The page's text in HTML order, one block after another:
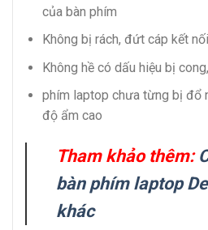
của bàn phím
Không bị rách, đứt cáp kết nối
Không hề có dấu hiệu bị
phím laptop chưa từng bị đổ
độ ẩm cao
Tham khảo thêm:
bàn phím laptop
khác